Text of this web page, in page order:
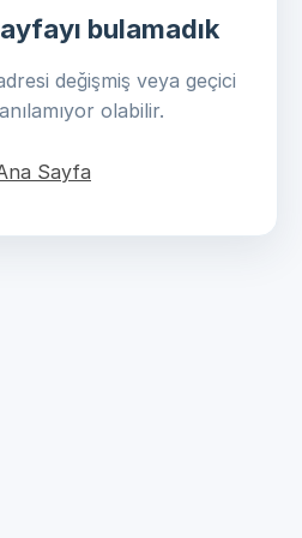
bulamadık
değişmiş veya geçici
olabilir.
Sayfa